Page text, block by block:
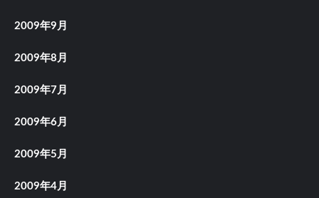
2009年9月
2009年8月
2009年7月
2009年6月
2009年5月
2009年4月